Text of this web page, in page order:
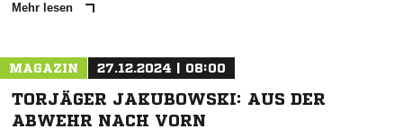
Mehr lesen
MAGAZIN 27.12.2024 | 08:00
TORJÄGER JAKUBOWSKI: AUS DER
ABWEHR NACH VORN